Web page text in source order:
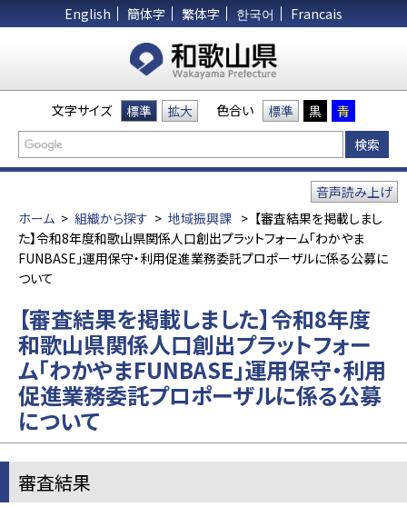
English 簡体字 繁体字 한국어 Francais
文字サイズ 標準 拡大 色合い 標準 黒 青
ホーム > 組織から探す > 地域振興課 > 【審査結果を掲載しまし
た】令和8年度和歌山県関係人口創出プラットフォーム「わかやま
FUNBASE」運用保守・利用促進業務委託プロポーザルに係る公募に
ついて
音声読み上げ
【審査結果を掲載しました】令和8年度
和歌山県関係人口創出プラットフォー
ム「わかやまFUNBASE」運用保守・利用
促進業務委託プロポーザルに係る公募
について
審査結果